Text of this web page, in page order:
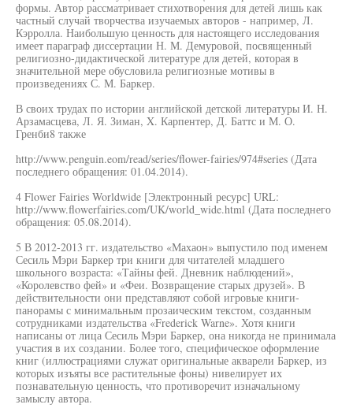
формы. Автор рассматривает стихотворения для детей лишь как
частный случай творчества изучаемых авторов - например, Л.
Кэрролла. Наибольшую ценность для настоящего исследования
имеет параграф диссертации Н. М. Демуровой, посвященный
религиозно-дидактической литературе для детей, которая в
значительной мере обусловила религиозные мотивы в
произведениях С. М. Баркер.
В своих трудах по истории английской детской литературы И. Н.
Арзамасцева, Л. Я. Зиман, X. Карпентер, Д. Баттс и М. О.
Гренби8 также
http://www.penguin.eom/read/series/flower-fairies/974#series (Дата
последнего обращения: 01.04.2014).
4 Flower Fairies Worldwide [Электронный ресурс] URL:
http://www.flowerfairies.com/UK/world_wide.html (Дата последнего
обращения: 05.08.2014).
5 В 2012-2013 гг. издательство «Махаон» выпустило под именем
Сесиль Мэри Баркер три книги для читателей младшего
школьного возраста: «Тайны фей. Дневник наблюдений»,
«Королевство фей» и «Феи. Возвращение старых друзей». В
действительности они представляют собой игровые книги-
панорамы с минимальным прозаическим текстом, созданным
сотрудниками издательства «Frederick Warne». Хотя книги
написаны от лица Сесиль Мэри Баркер, она никогда не принимала
участия в их создании. Более того, специфическое оформление
книг (иллюстрациями служат оригинальные акварели Баркер, из
которых изъяты все растительные фоны) нивелирует их
познавательную ценность, что противоречит изначальному
замыслу автора.